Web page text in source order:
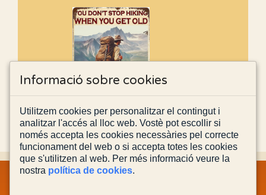
Informació sobre cookies
Utilitzem cookies per personalitzar el contingut i
analitzar l'accés al lloc web. Vostè pot escollir si
només accepta les cookies necessàries pel correcte
funcionament del web o si accepta totes les cookies
que s'utilitzen al web. Per més informació veure la
nostra política de cookies.